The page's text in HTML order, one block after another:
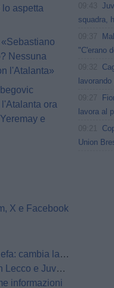
lo aspetta
Nessuna
l'Atalanta»
l'Atalanta ora
e
X e Facebook
la regola
Next Gen
informazioni
squadra,
"C'erano
lavora al
Union